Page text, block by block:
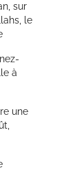
sur
le
à
une